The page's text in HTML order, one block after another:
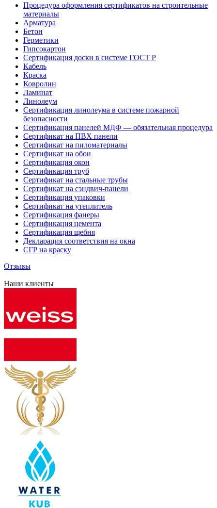
Процедура оформления сертификатов на строительные
материалы
Арматура
Бетон
Герметики
Гипсокартон
Сертификация доски в системе ГОСТ Р
Кабель
Краска
Ковролин
Ламинат
Линолеум
Сертификация линолеума в системе пожарной
безопасности
Сертификация панелей МДФ — обязательная процедура
Сертификат на ПВХ панели
Сертификат на пиломатериалы
Сертификат на обои
Сертификация окон
Сертификация труб
Сертификат на стальные трубы
Сертификат на сэндвич-панели
Сертификация упаковки
Сертификат на утеплитель
Сертификация фанеры
Сертификация цемента
Сертификация щебня
Декларация соответствия на окна
СГР на краску
Отзывы
Наши клиенты